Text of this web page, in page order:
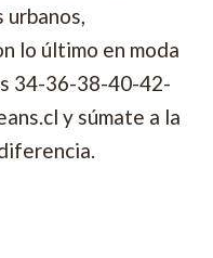
lo último en moda
34-36-38-40-42-
y súmate a la